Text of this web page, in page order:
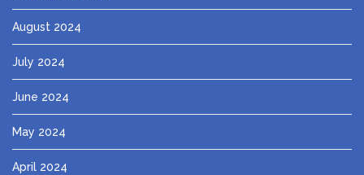
August 2024
July 2024
June 2024
May 2024
April 2024